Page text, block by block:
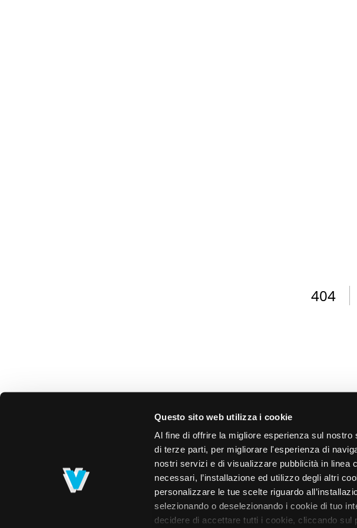
Questo sito web utilizza i cookie
Al fine di offrire la migliore esperienza sul
di terze parti, per migliorare l'esperienza di
nostri servizi e di visualizzare pubblicità in linea
necessari, l’installazione ed utilizzo degli altri
personalizzare le tue scelte riguardo
selezionando o deselezionando i cookie di tuo
decidere di accettare tutti i cookie, cliccando sul
404